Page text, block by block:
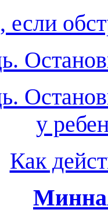
если
у
Как